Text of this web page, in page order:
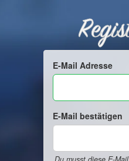
E-Mail Adresse
E-Mail bestätigen